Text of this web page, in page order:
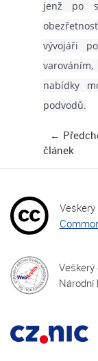
jenž po
vývojáři
nabídky
podvodů.
článek
Veškerý
Národní